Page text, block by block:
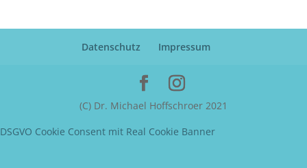
Datenschutz Impressum
(C) Dr. Michael Hoffschroer 2021
DSGVO Cookie Consent mit Real Cookie Banner